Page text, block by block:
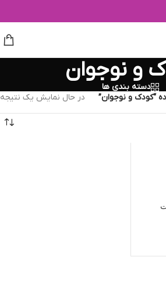
و نوجوان
دسته بندی ها
“کودک و نوجوان” در حال نمایش یک نتیجه